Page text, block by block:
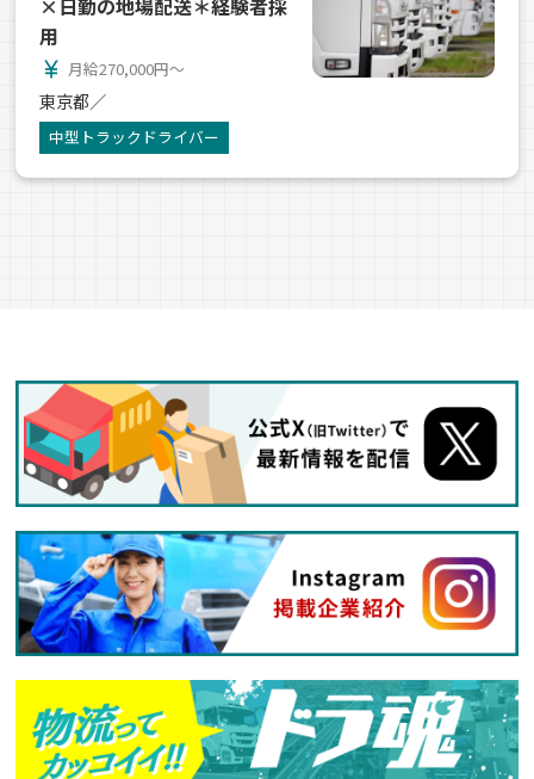
×日勤の地場配送＊経験者採
用
currency_yen 月給270,000円～
東京都／
中型トラックドライバー